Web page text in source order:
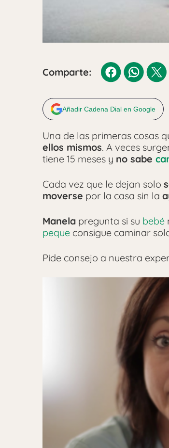
Comparte:
Añadir Cadena Dial en Google
Una de las primeras cosas
ellos mismos. A veces
tiene 15 meses y no sabe
Cada vez que le dejan solo
moverse por la casa sin la
Manela pregunta si su bebé
peque consigue caminar
Pide consejo a nuestra